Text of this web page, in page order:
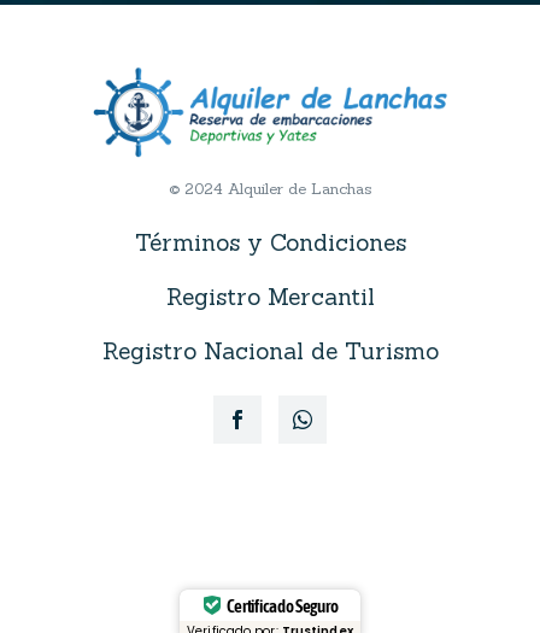
© 2024 Alquiler de Lanchas
Términos y Condiciones
Registro Mercantil
Registro Nacional de Turismo
Certificado Seguro